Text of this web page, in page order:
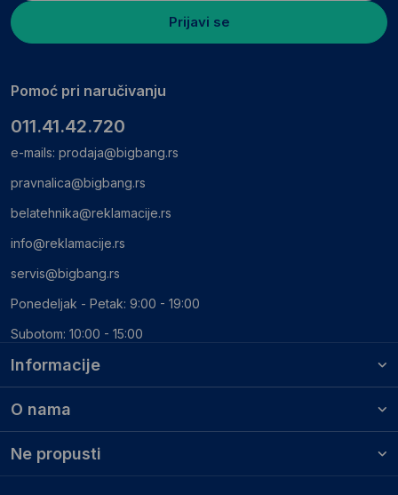
Informacije
O nama
Ne propusti
Prijavi se
Pomoć pri naručivanju
011.41.42.720
e-mails: prodaja@bigbang.rs
pravnalica@bigbang.rs
belatehnika@reklamacije.rs
info@reklamacije.rs
servis@bigbang.rs
Ponedeljak - Petak: 9:00 - 19:00
Subotom: 10:00 - 15:00